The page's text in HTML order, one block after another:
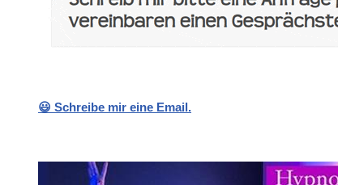
😃 Schreibe mir eine Email.